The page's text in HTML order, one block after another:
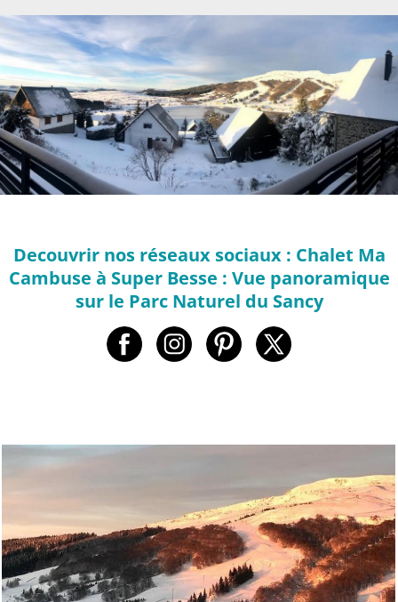
Decouvrir nos réseaux sociaux : Chalet Ma
Cambuse à Super Besse : Vue panoramique
sur le Parc Naturel du Sancy